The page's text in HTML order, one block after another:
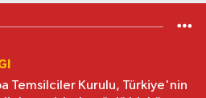
Temsilciler Kurulu, Türkiye'nin